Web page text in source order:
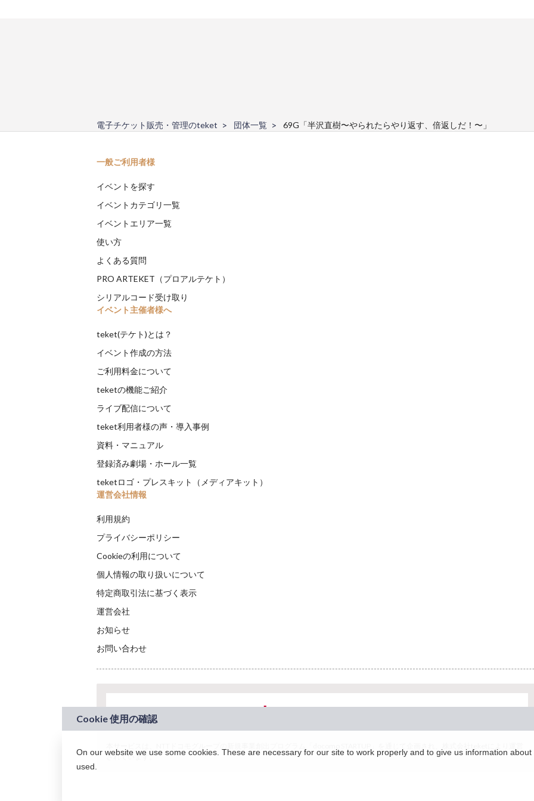
電子チケット販売・管理のteket 団体一覧 69G「半沢直樹〜やられたらやり返す、倍返しだ！〜」
一般ご利用者様
イベントを探す
イベントカテゴリ一覧
イベントエリア一覧
使い方
よくある質問
PRO ARTEKET（プロアルテケト）
シリアルコード受け取り
イベント主催者様へ
teket(テケト)とは？
イベント作成の方法
ご利用料金について
teketの機能ご紹介
ライブ配信について
teket利用者様の声・導入事例
資料・マニュアル
登録済み劇場・ホール一覧
teketロゴ・プレスキット（メディアキット）
運営会社情報
利用規約
プライバシーポリシー
Cookieの利用について
個人情報の取り扱いについて
特定商取引法に基づく表示
運営会社
お知らせ
お問い合わせ
されています。
On our website we use some cookies. These are necessary for our site to work properly and to give us information
used.